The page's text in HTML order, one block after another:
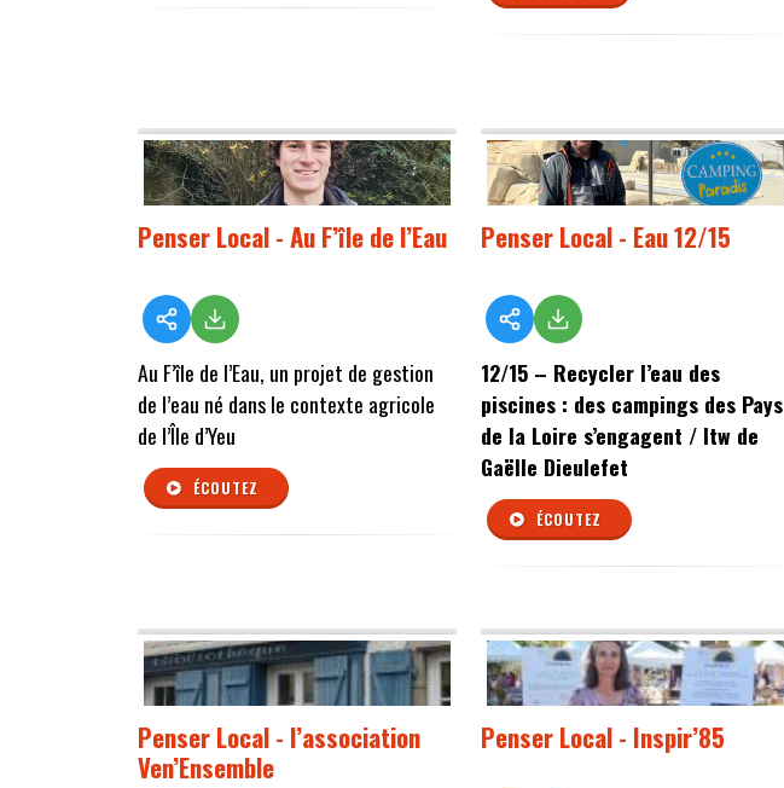
Penser Local - Au F’île de l’Eau
Au F’île de l’Eau, un projet de gestion
de l’eau né dans le contexte agricole
de l’Île d’Yeu
ÉCOUTEZ
Penser Local - Eau 12/15
12/15 – Recycler l’eau des
piscines : des campings des Pays
de la Loire s’engagent / Itw de
Gaëlle Dieulefet
ÉCOUTEZ
Penser Local - l’association
Ven’Ensemble
Penser Local - Inspir’85